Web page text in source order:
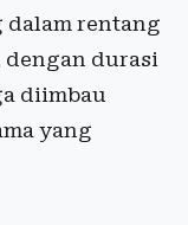
dalam rentang
dengan durasi
diimbau
yang